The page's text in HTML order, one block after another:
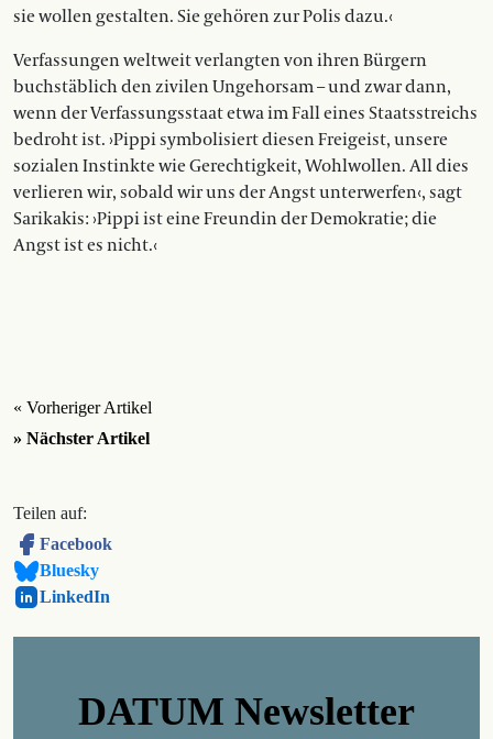
sie wollen gestalten. Sie gehören zur Polis dazu.‹
Verfassungen weltweit verlangten von ihren Bürgern
buchstäblich den zivilen Ungehorsam – und zwar dann,
wenn der Verfassungsstaat etwa im Fall eines Staatsstreichs
bedroht ist. ›Pippi symbolisiert diesen Freigeist, unsere
sozialen Instinkte wie Gerechtigkeit, Wohlwollen. All dies
verlieren wir, sobald wir uns der Angst unterwerfen‹, sagt
Sarikakis: ›Pippi ist eine Freundin der Demokratie; die
Angst ist es nicht.‹
« Vorheriger Artikel
» Nächster Artikel
Teilen auf:
Facebook
Bluesky
LinkedIn
DATUM Newsletter